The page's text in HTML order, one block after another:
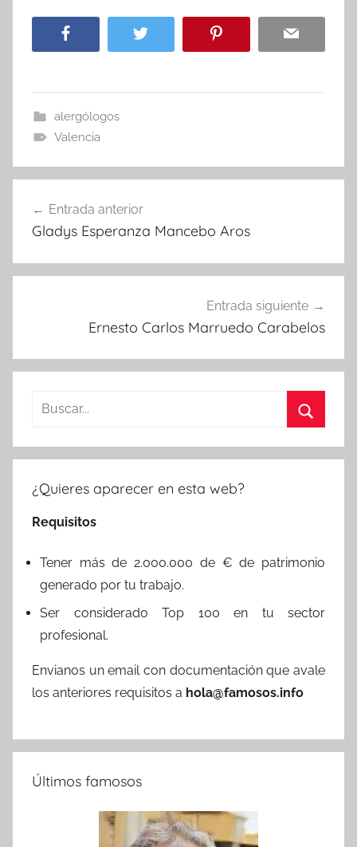
alergólogos
Valencia
de
Entrada anterior
Gladys Esperanza Mancebo Aros
Entrada siguiente
Ernesto Carlos Marruedo Carabelos
Buscar:
¿Quieres aparecer en esta web?
Requisitos
Tener más de 2.000.000 de € de patrimonio
generado por tu trabajo.
Ser considerado Top 100 en tu sector
profesional.
Envianos un email con documentación que avale
los anteriores requisitos a hola@famosos.info
Últimos famosos